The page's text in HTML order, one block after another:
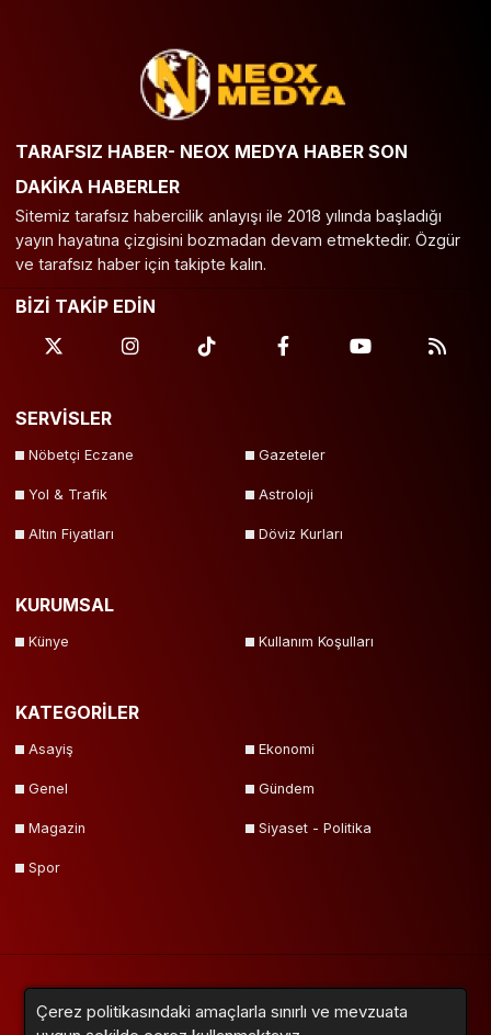
TARAFSIZ HABER- NEOX MEDYA HABER SON
DAKİKA HABERLER
Sitemiz tarafsız habercilik anlayışı ile 2018 yılında başladığı
yayın hayatına çizgisini bozmadan devam etmektedir. Özgür
ve tarafsız haber için takipte kalın.
BİZİ TAKİP EDİN
SERVİSLER
Nöbetçi Eczane Gazeteler
Yol & Trafik Astroloji
Altın Fiyatları Döviz Kurları
KURUMSAL
Künye Kullanım Koşulları
KATEGORİLER
Asayiş Ekonomi
Genel Gündem
Magazin Siyaset - Politika
Spor
Çerez politikasındaki amaçlarla sınırlı ve mevzuata